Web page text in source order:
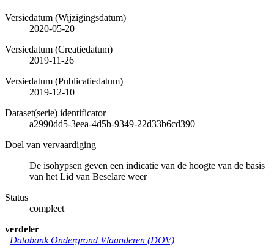
Versiedatum (Wijzigingsdatum)
2020-05-20
Versiedatum (Creatiedatum)
2019-11-26
Versiedatum (Publicatiedatum)
2019-12-10
Dataset(serie) identificator
a2990dd5-3eea-4d5b-9349-22d33b6cd390
Doel van vervaardiging
De isohypsen geven een indicatie van de hoogte van de basis
van het Lid van Beselare weer
Status
compleet
verdeler
Databank Ondergrond Vlaanderen (DOV)